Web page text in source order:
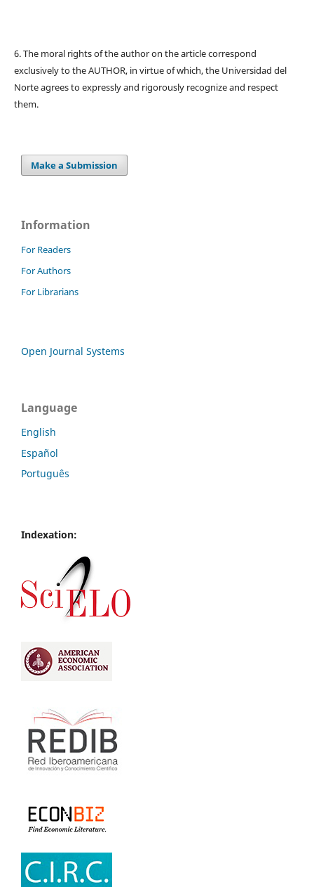
6. The moral rights of the author on the article correspond
exclusively to the AUTHOR, in virtue of which, the Universidad del
Norte agrees to expressly and rigorously recognize and respect
them.
Make a Submission
Information
For Readers
For Authors
For Librarians
Open Journal Systems
Language
English
Español
Português
Indexation: